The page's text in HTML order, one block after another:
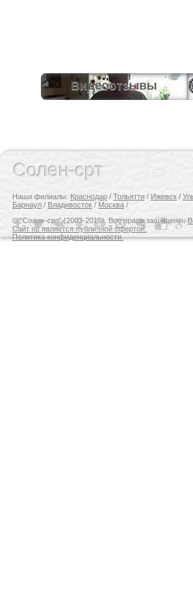
Видеоотзывы
Солен-срт
Наши филиалы: Краснодар / Тольятти / Ижевск /
Барнаул / Владивосток / Москва /
© "Солен-срт" (2003-2015). Все права защищены.
Сайт не является публичной офертой.
Политика конфиденциальности.